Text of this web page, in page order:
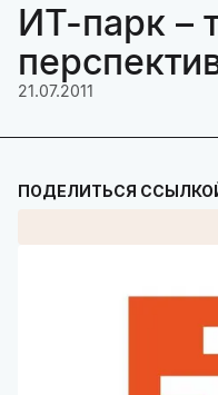
ИТ-парк –
21.07.2011
ПОДЕЛИТЬСЯ